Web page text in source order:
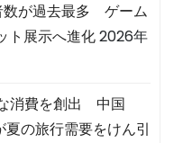
が過去最多 ゲーム
ト展示へ進化2026年
消費を創出 中国
夏の旅行需要をけん引